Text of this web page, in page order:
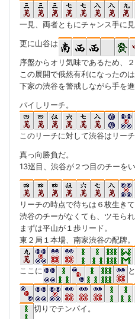
一見、両者ともにチャンス手に
更に山谷は
序盤からオリ気味であるため、
この展開で俄然有利になったのは
下家の渋谷を警戒しながら手を
パイしリーチ。
このリーチに対して渋谷はリー
真っ向勝負だ。
13巡目、渋谷が２つ目のチーを
リーチの時点で待ちは６枚生きて
渋谷のチーがなくても、ツモら
まずは平山が１歩リード。
東２局１本場、南家渋谷の配牌。
ここに
切りでテンパイ。